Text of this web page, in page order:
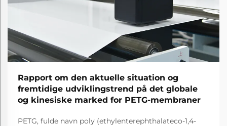
Rapport om den aktuelle situation og
fremtidige udviklingstrend på det globale
og kinesiske marked for PETG-membraner
PETG, fulde navn poly (ethylenterephthalateco-1,4-